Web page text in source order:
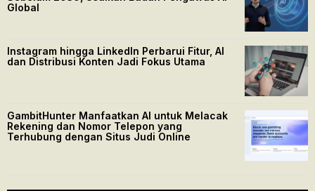
Global
Instagram hingga LinkedIn Perbarui Fitur, AI
dan Distribusi Konten Jadi Fokus Utama
GambitHunter Manfaatkan AI untuk Melacak
Rekening dan Nomor Telepon yang
Terhubung dengan Situs Judi Online